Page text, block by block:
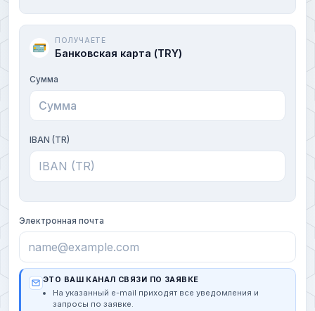
ПОЛУЧАЕТЕ
Банковская карта (TRY)
Сумма
IBAN (TR)
Электронная почта
ЭТО ВАШ КАНАЛ СВЯЗИ ПО ЗАЯВКЕ
На указанный e-mail приходят все уведомления и
запросы по заявке.